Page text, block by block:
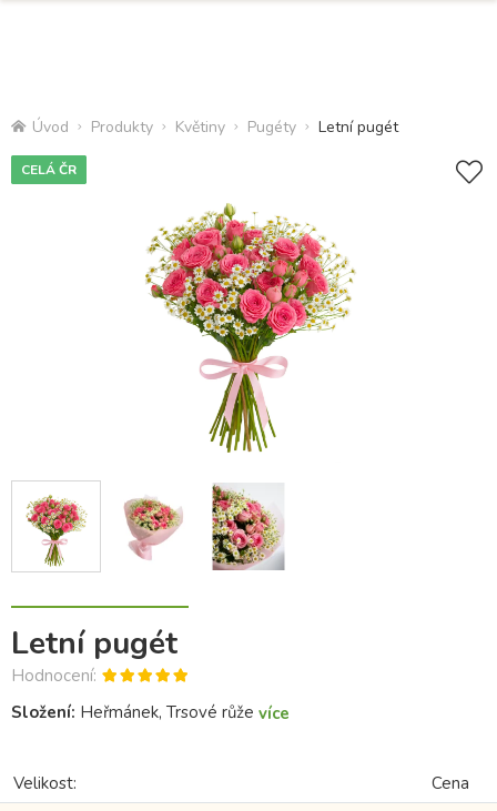
Úvod Produkty Květiny Pugéty Letní pugét
CELÁ ČR
Letní pugét
Hodnocení:
Složení: Heřmánek, Trsové růže více
Velikost:
Cena